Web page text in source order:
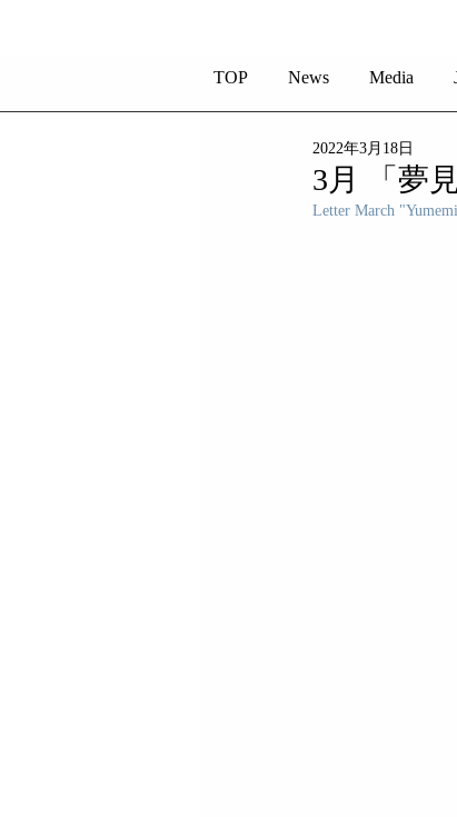
3月 「夢見
2022年3月18日
Letter March
TOP News Media